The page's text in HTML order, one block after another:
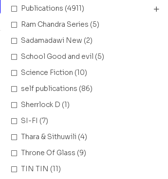
Publications (4911)
Ram Chandra Series (5)
Sadamadawi New (2)
School Good and evil (5)
Science Fiction (10)
self publications (86)
Sherrlock D (1)
SI-FI (7)
Thara & Sithuwili (4)
Throne Of Glass (9)
TIN TIN (11)